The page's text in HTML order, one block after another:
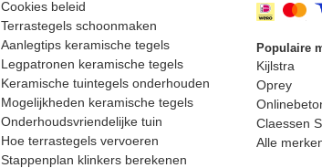
Cookies beleid
Terrastegels schoonmaken
Aanlegtips keramische tegels
Legpatronen keramische tegels
Keramische tuintegels onderhouden
Mogelijkheden keramische tegels
Onderhoudsvriendelijke tuin
Hoe terrastegels vervoeren
Stappenplan klinkers berekenen
Populaire
Kijlstra
Oprey
Claessen
Alle